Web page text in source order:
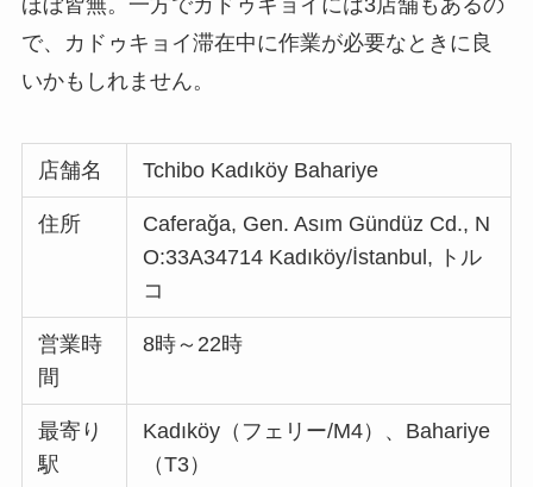
ほぼ皆無。一方でカドゥキョイには3店舗もあるの
で、カドゥキョイ滞在中に作業が必要なときに良
いかもしれません。
店舗名 Tchibo Kadıköy Bahariye
住所
Caferağa, Gen. Asım Gündüz Cd., N
O:33A34714 Kadıköy/İstanbul, トル
コ
営業時
間
8時～22時
最寄り
駅
Kadıköy（フェリー/M4）、Bahariye
（T3）